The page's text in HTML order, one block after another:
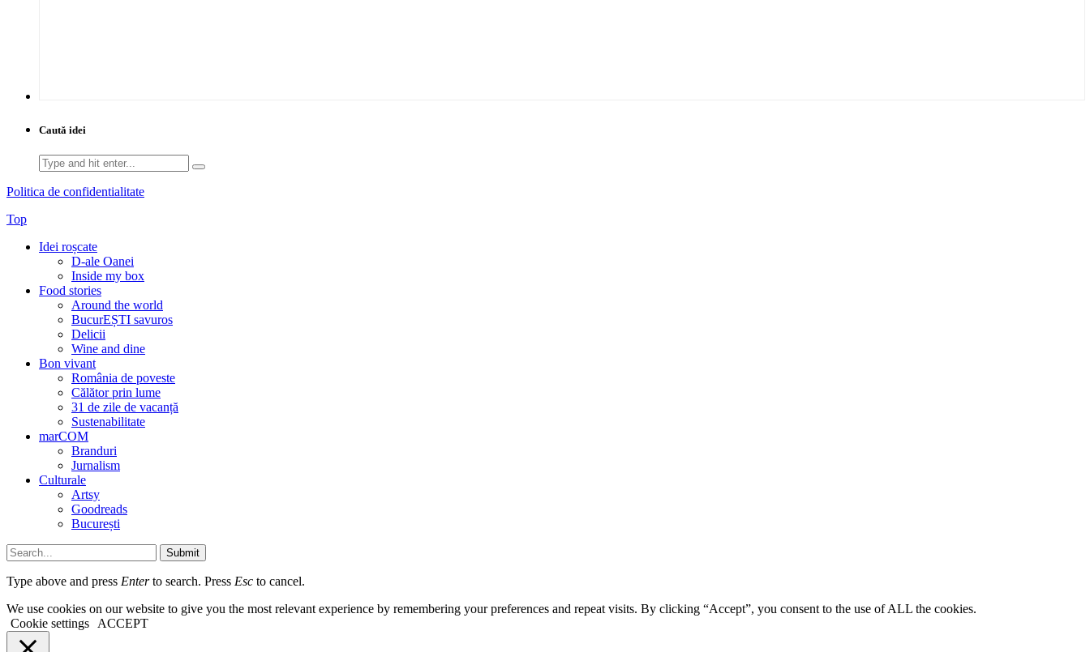
Caută idei
Search
for:
Politica de confidentialitate
Top
Idei roșcate
D-ale Oanei
Inside my box
Food stories
Around the world
BucurEȘTI savuros
Delicii
Wine and dine
Bon vivant
România de poveste
Călător prin lume
31 de zile de vacanță
Sustenabilitate
marCOM
Branduri
Jurnalism
Culturale
Artsy
Goodreads
București
Submit
Type above and press Enterto search. Press Esc to cancel.
We use cookies on our website to give you the most relevant experience by remembering your preferences and repeat visits. By clicking “Accept”, you consent to the use of ALL the cookies.
Cookie settings
ACCEPT